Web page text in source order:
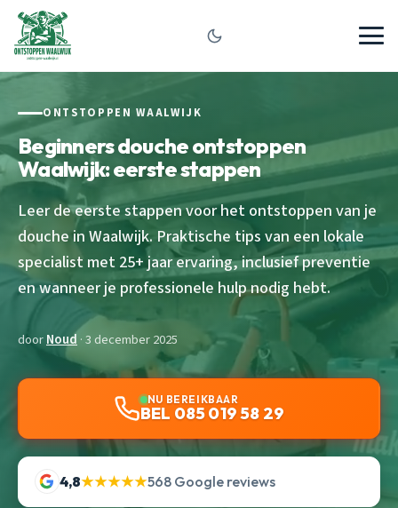
ONTSTOPPEN WAALWIJK
Beginners douche ontstoppen
Waalwijk: eerste stappen
Leer de eerste stappen voor het ontstoppen van je
douche in Waalwijk. Praktische tips van een lokale
specialist met 25+ jaar ervaring, inclusief preventie
en wanneer je professionele hulp nodig hebt.
doorNoud · 3 december 2025
NU BEREIKBAAR
BEL 085 019 58 29
4,8★★★★★568 Google reviews